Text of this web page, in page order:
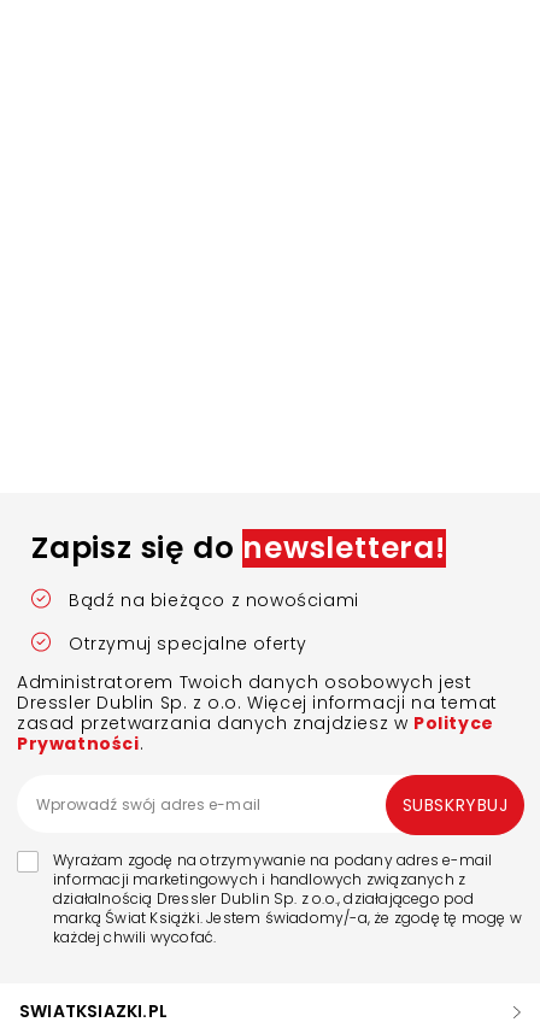
Zapisz się do newslettera!
Bądź na bieżąco z nowościami
Otrzymuj specjalne oferty
Administratorem Twoich danych osobowych jest
Dressler Dublin Sp. z o.o. Więcej informacji na temat
zasad przetwarzania danych znajdziesz w Polityce
Prywatności.
Wyrażam zgodę na otrzymywanie na podany adres e-mail
informacji marketingowych i handlowych związanych z
działalnością Dressler Dublin Sp. z o.o., działającego pod
marką Świat Książki. Jestem świadomy/-a, że zgodę tę mogę w
każdej chwili wycofać.
SUBSKRYBUJ
SWIATKSIAZKI.PL